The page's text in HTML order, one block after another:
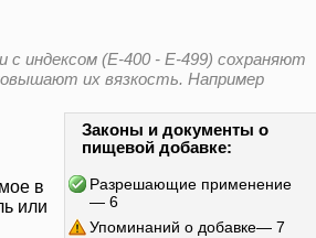
с индексом (E-400 - E-499) сохраняют
их вязкость. Например
Законы и документы о
пищевой добавке:
Разрешающие применение
— 6
Упоминаний о добавке— 7
в
или